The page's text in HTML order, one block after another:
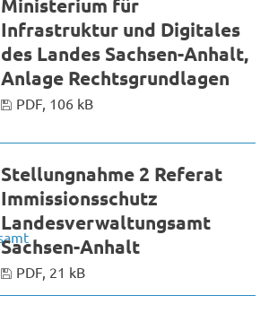
Ministerium für
Infrastruktur und Digitales
des Landes Sachsen-Anhalt,
Anlage Rechtsgrundlagen
PDF, 106 kB
Stellungnahme 2 Referat
Immissionsschutz
Landesverwaltungsamt
Sachsen-Anhalt
PDF, 21 kB